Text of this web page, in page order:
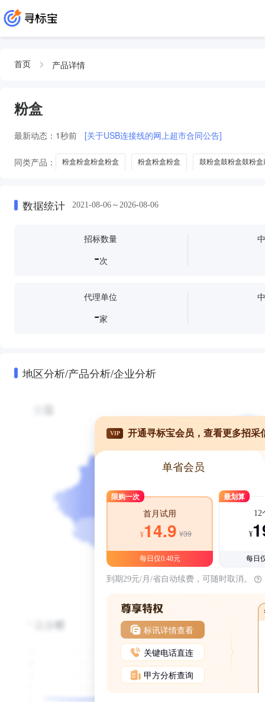
首页 产品详情
粉盒
最新动态： 1秒前 [关于USB连接线的网上超市合同公告]
同类产品： 粉盒粉盒粉盒粉盒 粉盒粉盒粉盒 鼓粉盒鼓粉盒鼓粉盒
数据统计 2021-08-06～2026-08-06
招标数量
-次
代理单位
-家
地区分析/产品分析/企业分析
VIP 开通寻标宝会员，查看更多招采
单省会员
限购一次
首月试用
¥14.9 ¥39
每日仅0.48元
最划算
12
¥
每日
到期29元/月/省自动续费，可随时取消。
标讯详情查看
关键电话直连
甲方分析查询